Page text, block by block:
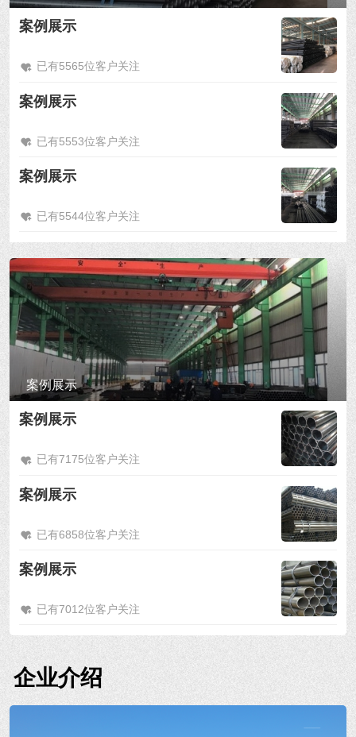
案例展示
已有5565位客户关注
案例展示
已有5553位客户关注
案例展示
已有5544位客户关注
案例展示
案例展示
已有7175位客户关注
案例展示
已有6858位客户关注
案例展示
已有7012位客户关注
企业介绍